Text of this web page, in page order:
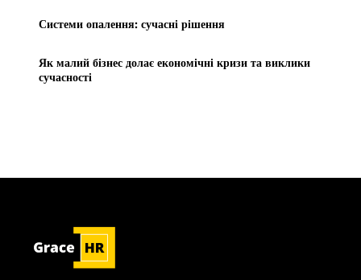
Системи опалення: сучасні рішення
Як малий бізнес долає економічні кризи та виклики
сучасності